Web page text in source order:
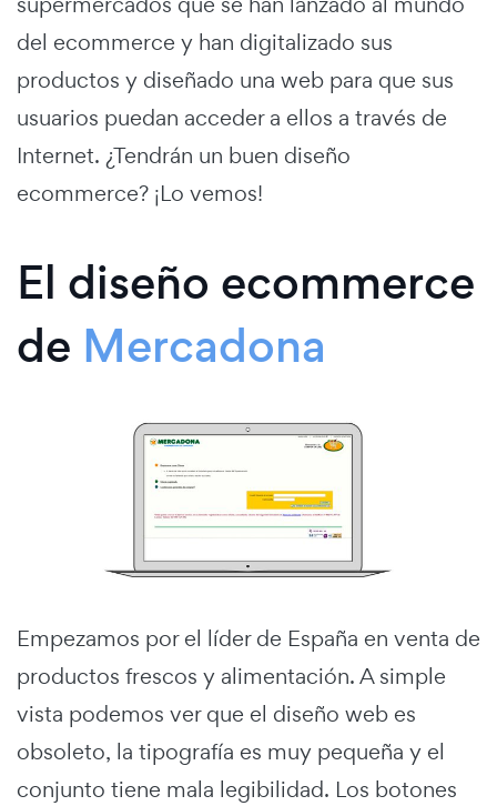
del ecommerce y han digitalizado sus
productos y diseñado una web para que sus
usuarios puedan acceder a ellos a través de
Internet. ¿Tendrán un buen diseño
ecommerce? ¡Lo vemos!
El diseño ecommerce
de Mercadona
Empezamos por el líder de España en venta de
productos frescos y alimentación. A simple
vista podemos ver que el diseño web es
obsoleto, la tipografía es muy pequeña y el
conjunto tiene mala legibilidad. Los botones